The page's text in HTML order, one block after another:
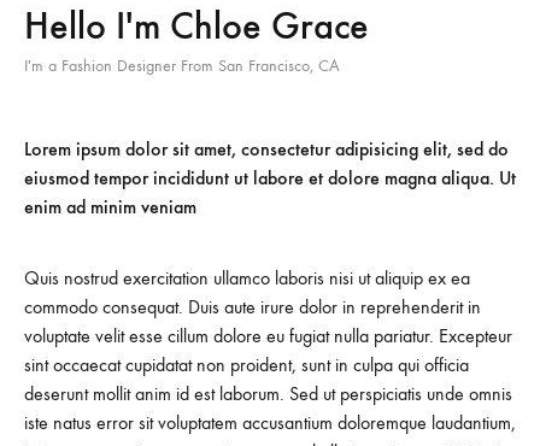
Hello I'm Chloe Grace
I'm a Fashion Designer From San Francisco, CA
Lorem ipsum dolor sit amet, consectetur adipisicing elit, sed do
eiusmod tempor incididunt ut labore et dolore magna aliqua. Ut
enim ad minim veniam
Quis nostrud exercitation ullamco laboris nisi ut aliquip ex ea
commodo consequat. Duis aute irure dolor in reprehenderit in
voluptate velit esse cillum dolore eu fugiat nulla pariatur. Excepteur
sint occaecat cupidatat non proident, sunt in culpa qui officia
deserunt mollit anim id est laborum. Sed ut perspiciatis unde omnis
iste natus error sit voluptatem accusantium doloremque laudantium,